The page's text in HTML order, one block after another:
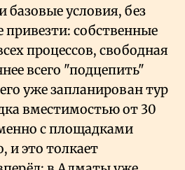
базовые условия, без
привезти: собственные
процессов, свободная
всего "подцепить"
уже запланирован тур
вместимостью от 30
с площадками
и это толкает